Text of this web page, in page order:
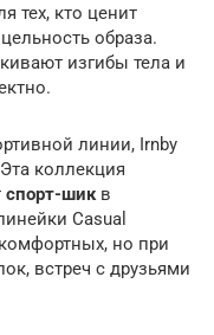
тех, кто ценит
образа.
изгибы тела и
линии, Irnby
коллекция
спорт-шикв
Casual
но при
встреч с друзьями